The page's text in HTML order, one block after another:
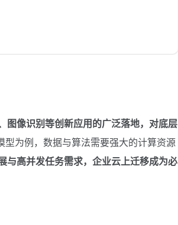
图像识别等创新应用的广泛落地，对底层
为例，数据与算法需要强大的计算资源
与高并发任务需求，企业云上迁移成为必